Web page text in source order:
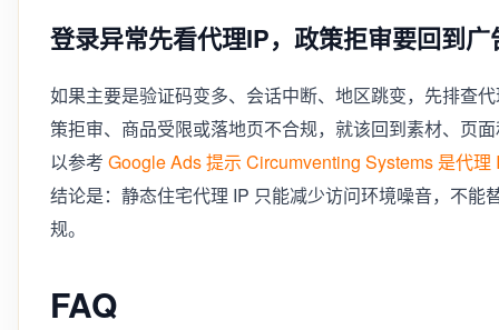
登录异常先看代理IP，政策拒审要回到广
如果主要是验证码变多、会话中断、地区跳变，先排查
策拒审、商品受限或落地页不合规，就该回到素材、页
以参考 Google Ads 提示 Circumventing Systems 是代理
结论是：静态住宅代理 IP 只能减少访问环境噪音，不能
规。
FAQ